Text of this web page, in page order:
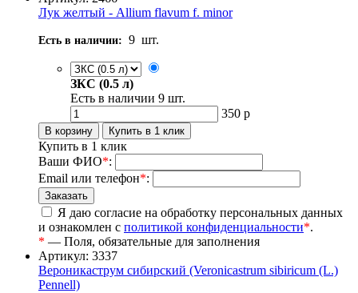
Лук желтый - Allium flavum f. minor
Есть в наличии: 9 шт.
ЗКС (0.5 л)
Есть в наличии 9 шт.
350 р
Купить в 1 клик
Ваши ФИО*:
Email или телефон*:
Я даю согласие на обработку персональных данных
и ознакомлен с политикой конфиденциальности*.
* — Поля, обязательные для заполнения
Артикул: 3337
Вероникаструм сибирский (Veronicastrum sibiricum (L.)
Pennell)